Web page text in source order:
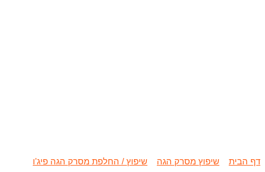
דף הבית שיפוץ מסרק הגה שיפוץ / החלפת מסרק הגה פיג'ו